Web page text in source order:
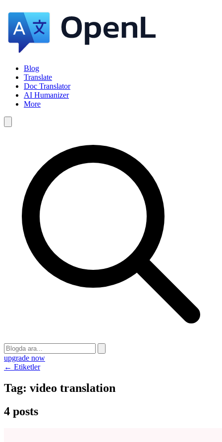
Blog
Translate
Doc Translator
AI Humanizer
More
upgrade now
← Etiketler
Tag: video translation
4 posts